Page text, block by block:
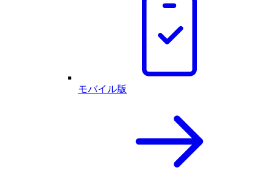
モバイル版